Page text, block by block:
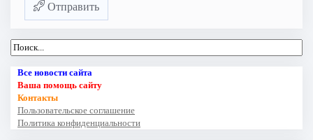
Отправить
Все новости сайта
Ваша помощь сайту
Контакты
Пользовательское соглашение
Политика конфиденциальности